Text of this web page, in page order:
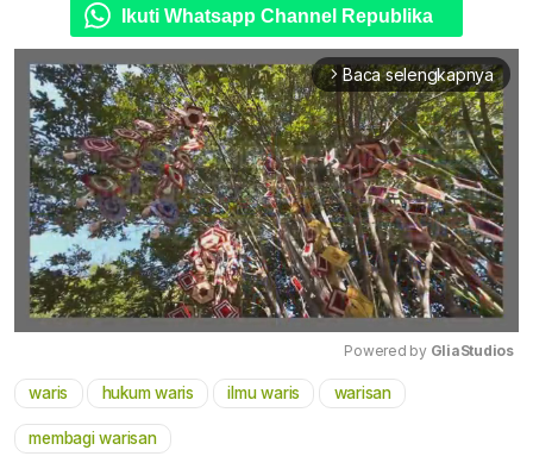
Ikuti Whatsapp Channel Republika
arrow_forward_ios Baca selengkapnya
Powered by GliaStudios
waris hukum waris ilmu waris warisan
membagi warisan